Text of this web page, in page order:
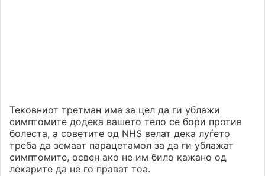
Тековниот третман има за цел да ги ублажи
симптомите додека вашето тело се бори против
болеста, а советите од NHS велат дека луѓето
треба да земаат парацетамол за да ги ублажат
симптомите, освен ако не им било кажано од
лекарите да не го прават тоа.